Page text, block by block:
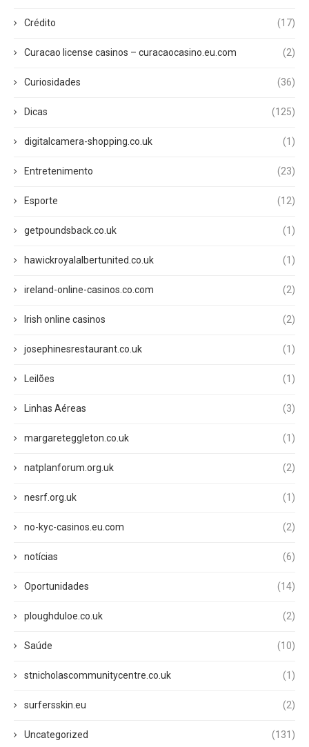
Crédito (17)
Curacao license casinos – curacaocasino.eu.com (2)
Curiosidades (36)
Dicas (125)
digitalcamera-shopping.co.uk (1)
Entretenimento (23)
Esporte (12)
getpoundsback.co.uk (1)
hawickroyalalbertunited.co.uk (1)
ireland-online-casinos.co.com (2)
Irish online casinos (2)
josephinesrestaurant.co.uk (1)
Leilões (1)
Linhas Aéreas (3)
margareteggleton.co.uk (1)
natplanforum.org.uk (2)
nesrf.org.uk (1)
no-kyc-casinos.eu.com (2)
notícias (6)
Oportunidades (14)
ploughduloe.co.uk (2)
Saúde (10)
stnicholascommunitycentre.co.uk (1)
surfersskin.eu (2)
Uncategorized (131)